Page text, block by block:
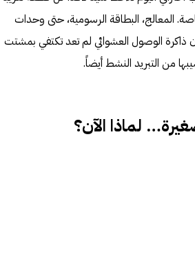
المعالج، البطاقة الرسومية، حتى وحدات
أن ذاكرة الوصول العشوائي لم تعد تكتفي بمشتت
من التبريد النشط أيضاً.
لماذا الآن؟